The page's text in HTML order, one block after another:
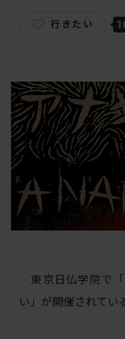
行きたい
東京日仏学院で「
い」が開催されてい